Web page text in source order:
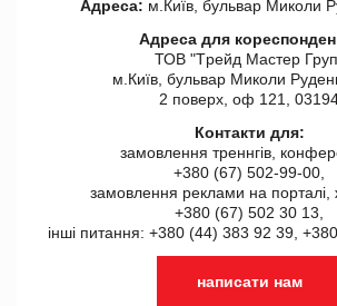
Адреса: м.Київ, бульвар Миколи
Адреса для
ТОВ "Tрейд Мастер
м.Київ, бульвар Миколи
2 поверх, оф 121,
Контакти для:
замовлення треннгів,
+380 (67) 502-99-00,
замовлення реклами на порталі,
+380 (67) 502 30 13,
інші питання: +380 (44) 383 92 39,
написати нам